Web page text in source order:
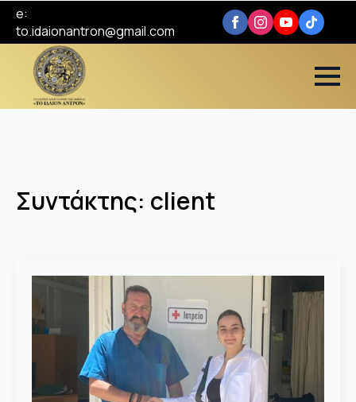
e:
to.idaionantron@gmail.com
Συντάκτης: client